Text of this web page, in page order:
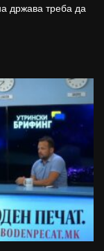
држава треба да